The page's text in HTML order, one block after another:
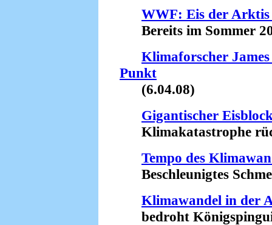
WWF: Eis der Arktis
Bereits im Sommer
Klimaforscher
Punkt
(6.04.08)
Gigantischer
Klimakatastrophe
Tempo des
Beschleunigtes
Klimawandel in der
bedroht